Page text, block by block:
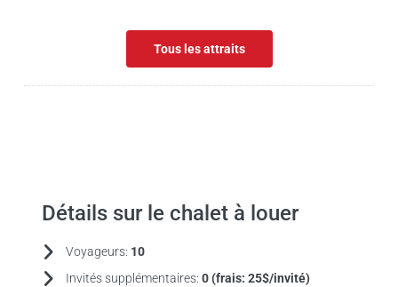
Tous les attraits
Détails sur le chalet à louer
Voyageurs: 10
Invités supplémentaires: 0 (frais: 25$/invité)